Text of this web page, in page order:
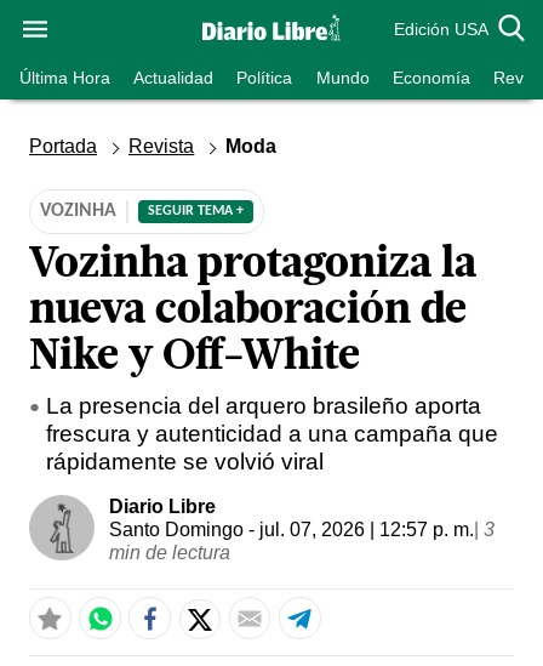
Edición USA
Última Hora Actualidad Política Mundo Economía
Portada Revista Moda
VOZINHA SEGUIR TEMA +
Vozinha protagoniza la
nueva colaboración de
Nike y Off-White
La presencia del arquero brasileño aporta
frescura y autenticidad a una campaña que
rápidamente se volvió viral
Diario Libre
Santo Domingo - jul. 07, 2026 | 12:57 p. m. 3
min de lectura